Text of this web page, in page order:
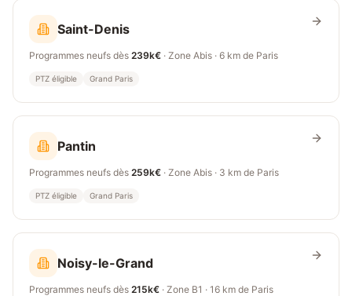
Saint-Denis
Programmes neufs dès 239k€ · Zone Abis · 6 km de Paris
PTZ éligible Grand Paris
Pantin
Programmes neufs dès 259k€ · Zone Abis · 3 km de Paris
PTZ éligible Grand Paris
Noisy-le-Grand
Programmes neufs dès 215k€ · Zone B1 · 16 km de Paris